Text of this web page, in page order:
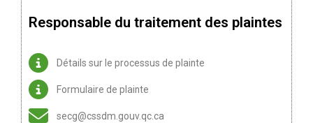
Responsable du traitement des plaintes
Détails sur le processus de plainte
Formulaire de plainte
secg@cssdm.gouv.qc.ca